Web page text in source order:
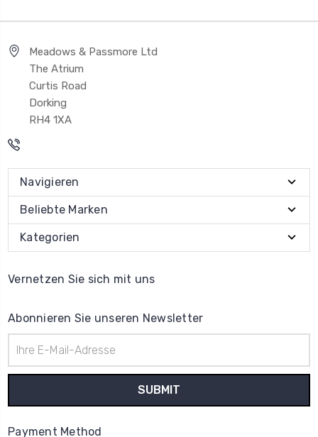
Meadows & Passmore Ltd
The Atrium
Curtis Road
Dorking
RH4 1XA
Navigieren
Beliebte Marken
Kategorien
Vernetzen Sie sich mit uns
Abonnieren Sie unseren Newsletter
Mail-
Adresse
Payment Method